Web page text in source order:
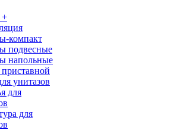
+
компакт
подвесные
напольные
унитазов
для
для